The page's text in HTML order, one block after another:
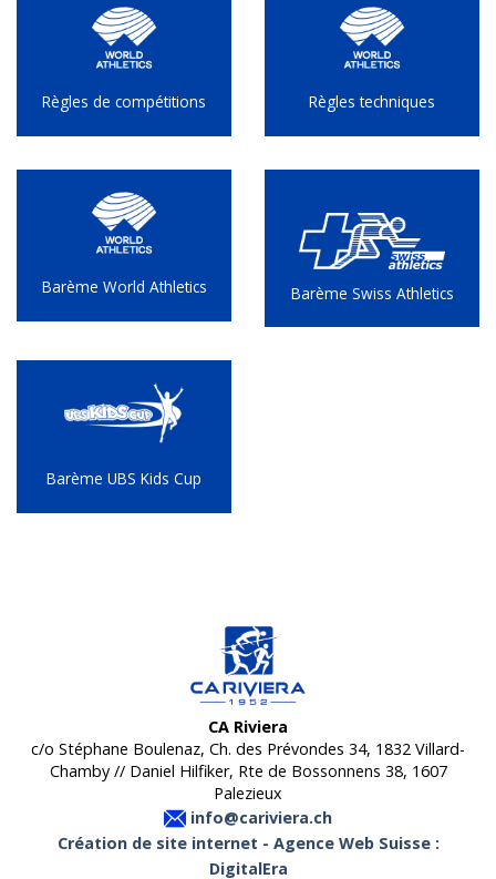
Règles de compétitions Règles techniques
Barème World Athletics Barème Swiss Athletics
Barème UBS Kids Cup
CA Riviera
c/o Stéphane Boulenaz, Ch. des Prévondes 34, 1832 Villard-
Chamby // Daniel Hilfiker, Rte de Bossonnens 38, 1607
Palezieux
info@cariviera.ch
Création de site internet - Agence Web Suisse :
DigitalEra